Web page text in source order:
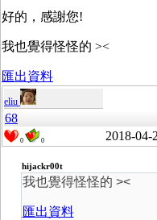
好的，感謝您!
我也覺得怪怪的 ><
匯出資料
eliu
68
0 0 2018-04-
hijackr00t
我也覺得怪怪的 ><
匯出資料